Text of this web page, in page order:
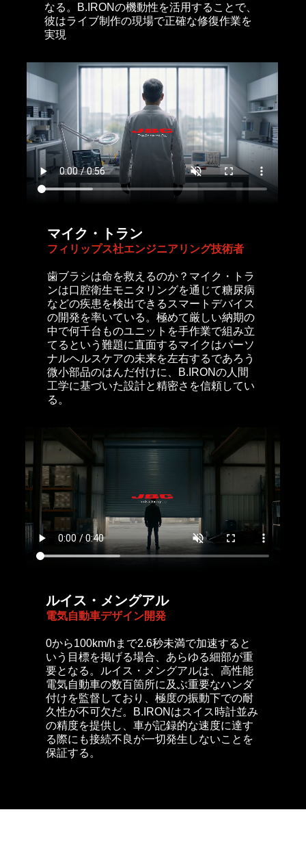
なる。B.IRONの機動性を活用することで、
彼はライブ制作の現場で正確な修復作業を
実現
マイク・トラン
フィリップス社エンジニアリング技術者
歯ブラシは命を救えるのか？マイク・トラ
ンは口腔衛生モニタリングを通じて糖尿病
などの疾患を検出できるスマートデバイス
の開発を率いている。極めて厳しい納期の
中で何千台ものユニットを手作業で組み立
てるという難題に直面するマイクはパーソ
ナルヘルスケアの未来を左右するであろう
微小部品のはんだ付けに、B.IRONの人間
工学に基づいた設計と精密さを信頼してい
る。
ルイス・メングアル
電気自動車デザイン開発
0から100km/hまで2.6秒未満で加速すると
いう目標を掲げる場合、あらゆる細部が重
要となる。ルイス・メングアルは、高性能
電気自動車の数百箇所に及ぶ重要なハンダ
付けを監督しており、極度の振動下での耐
久性が不可欠だ。B.IRONはスイス時計並み
の精度を提供し、車が記録的な速度に達す
る際にも接続不良が一切発生しないことを
保証する。